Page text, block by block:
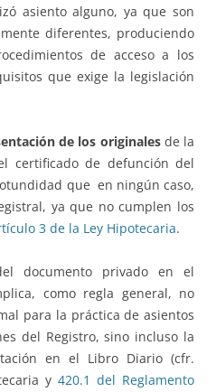
asiento alguno, ya que son
diferentes, produciendo
de acceso a los
que exige la legislación
de los originalesde la
certificado de defunción del
que en ningún caso,
ya que no cumplen los
3 de la Ley Hipotecaria.
documento privado en el
como regla general, no
para la práctica de asientos
del Registro, sino incluso la
en el Libro Diario (cfr.
y420.1 del Reglamento